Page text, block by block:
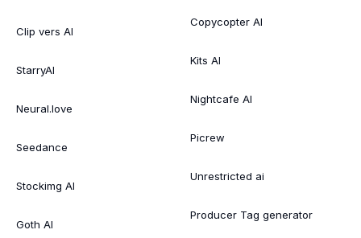
Clip vers AI
StarryAI
Neural.love
Seedance
Stockimg AI
Goth AI
Copycopter AI
Kits AI
Nightcafe AI
Picrew
Unrestricted ai
Producer Tag generator